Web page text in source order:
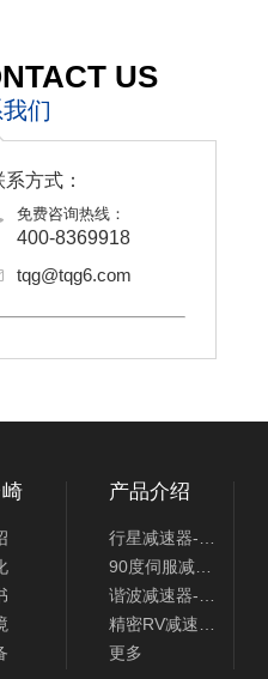
US
们
系方式：
免费咨询热线：
400-8369918
tqg@tqg6.com
产品介绍
更多